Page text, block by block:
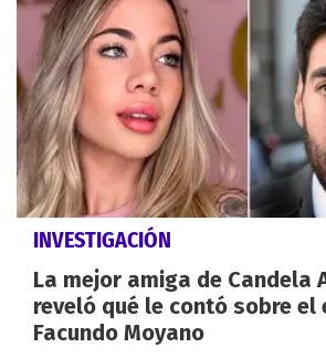
INVESTIGACIÓN
La mejor amiga de Candela
reveló qué le contó sobre el
Facundo Moyano